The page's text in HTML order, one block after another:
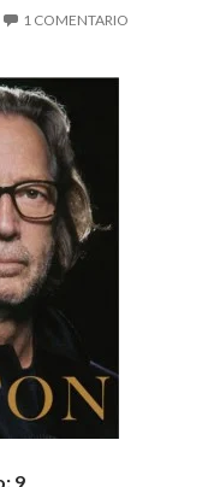
1 COMENTARIO
9